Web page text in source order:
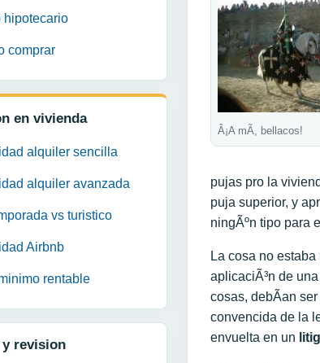
hipotecario
comprar
en vivienda
alquiler sencilla
alquiler avanzada
vs turistico
Airbnb
rentable
revision
Â¡A mÃ­, bellacos!
pujas pro la
puja superior, y
ningÃºn tipo para
La cosa no
aplicaciÃ³n de
cosas, debÃ­an
convencida de la
envuelta en un